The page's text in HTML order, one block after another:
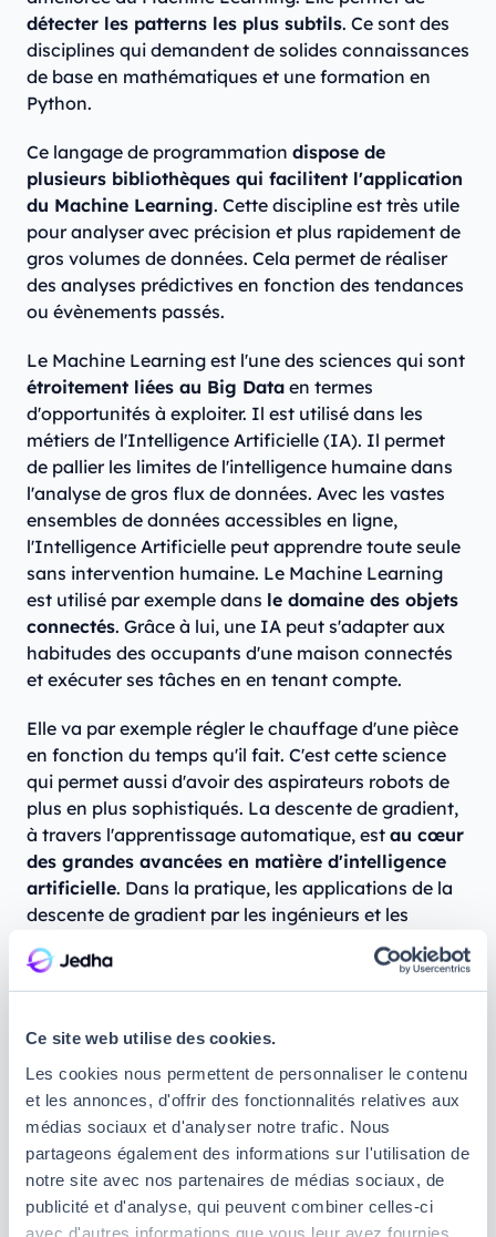
Ce site web utilise des cookies.
Les cookies nous permettent de personnaliser le contenu
et les annonces, d'offrir des fonctionnalités relatives aux
médias sociaux et d'analyser notre trafic. Nous
partageons également des informations sur l'utilisation de
notre site avec nos partenaires de médias sociaux, de
publicité et d'analyse, qui peuvent combiner celles-ci
avec d'autres informations que vous leur avez fournies
détecter les patterns les plus subtils. Ce sont des
disciplines qui demandent de solides connaissances
de base en mathématiques et une formation en
Python.
Ce langage de programmation dispose de
plusieurs bibliothèques qui facilitent l'application
du Machine Learning. Cette discipline est très utile
pour analyser avec précision et plus rapidement de
gros volumes de données. Cela permet de réaliser
des analyses prédictives en fonction des tendances
ou évènements passés.
Le Machine Learning est l'une des sciences qui sont
étroitement liées au Big Data en termes
d'opportunités à exploiter. Il est utilisé dans les
métiers de l'Intelligence Artificielle (IA). Il permet
de pallier les limites de l'intelligence humaine dans
l'analyse de gros flux de données. Avec les vastes
ensembles de données accessibles en ligne,
l'Intelligence Artificielle peut apprendre toute seule
sans intervention humaine. Le Machine Learning
est utilisé par exemple dans le domaine des objets
connectés. Grâce à lui, une IA peut s'adapter aux
habitudes des occupants d'une maison connectés
et exécuter ses tâches en en tenant compte.
Elle va par exemple régler le chauffage d'une pièce
en fonction du temps qu'il fait. C'est cette science
qui permet aussi d'avoir des aspirateurs robots de
plus en plus sophistiqués. La descente de gradient,
à travers l'apprentissage automatique, est au cœur
des grandes avancées en matière d'intelligence
artificielle. Dans la pratique, les applications de la
descente de gradient par les ingénieurs et les
Elle est utile aux moteurs de recherches comme
populaires comme YouTube, Netflix ou Amazon. Sur
la base des données collectées chez les utilisateurs,
les algorithmes vont chercher à comprendre les
centres d'intérêt de l'internaute. Ce qui lui
permettra de lui proposer des résultats de
recherche pertinents et de meilleures
recommandations.